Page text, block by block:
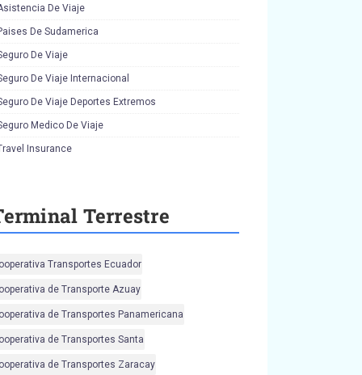
De Viaje
De Sudamerica
De Viaje
De Viaje Internacional
De Viaje Deportes Extremos
Medico De Viaje
Insurance
Terrestre
Transportes Ecuador
de Transporte Azuay
de Transportes Panamericana
de Transportes Santa
de Transportes Zaracay